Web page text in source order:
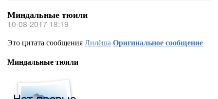
Миндальные тюили
10-08-2017 18:19
Это цитата сообщенияЛилёшаОригинальное сообщение
Миндальные тюили